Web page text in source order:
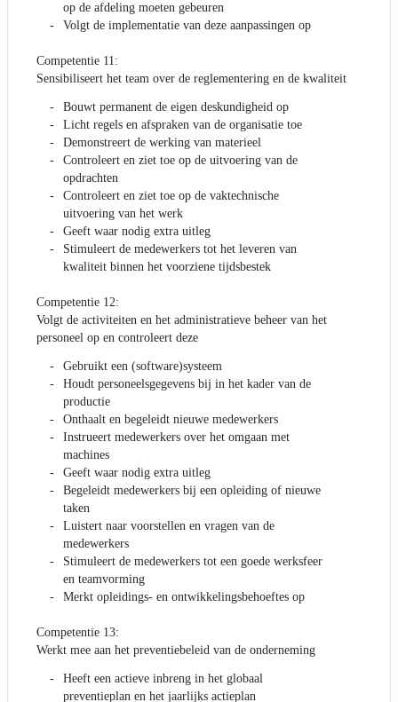
op de afdeling moeten gebeuren
Volgt de implementatie van deze aanpassingen op
Competentie 11:
Sensibiliseert het team over de reglementering en de kwaliteit
Bouwt permanent de eigen deskundigheid op
Licht regels en afspraken van de organisatie toe
Demonstreert de werking van materieel
Controleert en ziet toe op de uitvoering van de
opdrachten
Controleert en ziet toe op de vaktechnische
uitvoering van het werk
Geeft waar nodig extra uitleg
Stimuleert de medewerkers tot het leveren van
kwaliteit binnen het voorziene tijdsbestek
Competentie 12:
Volgt de activiteiten en het administratieve beheer van het
personeel op en controleert deze
Gebruikt een (software)systeem
Houdt personeelsgegevens bij in het kader van de
productie
Onthaalt en begeleidt nieuwe medewerkers
Instrueert medewerkers over het omgaan met
machines
Geeft waar nodig extra uitleg
Begeleidt medewerkers bij een opleiding of nieuwe
taken
Luistert naar voorstellen en vragen van de
medewerkers
Stimuleert de medewerkers tot een goede werksfeer
en teamvorming
Merkt opleidings- en ontwikkelingsbehoeftes op
Competentie 13:
Werkt mee aan het preventiebeleid van de onderneming
Heeft een actieve inbreng in het globaal
preventieplan en het jaarlijks actieplan